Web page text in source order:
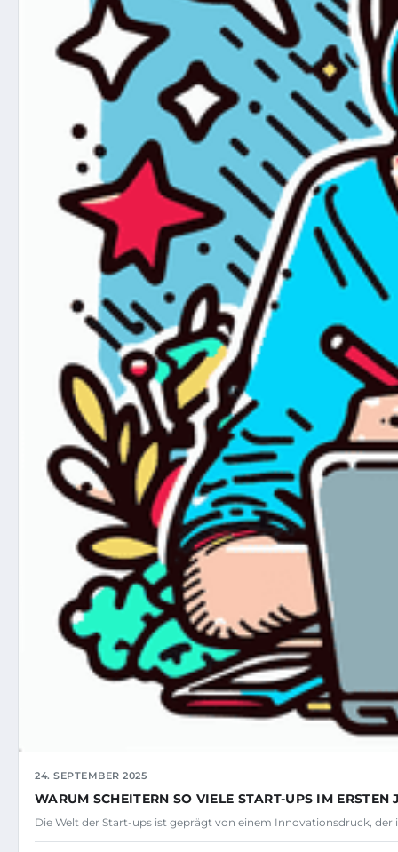
24. SEPTEMBER 2025
WARUM SCHEITERN SO VIELE START-UPS IM ERSTEN
Die Welt der Start-ups ist geprägt von einem Innovationsdruck,